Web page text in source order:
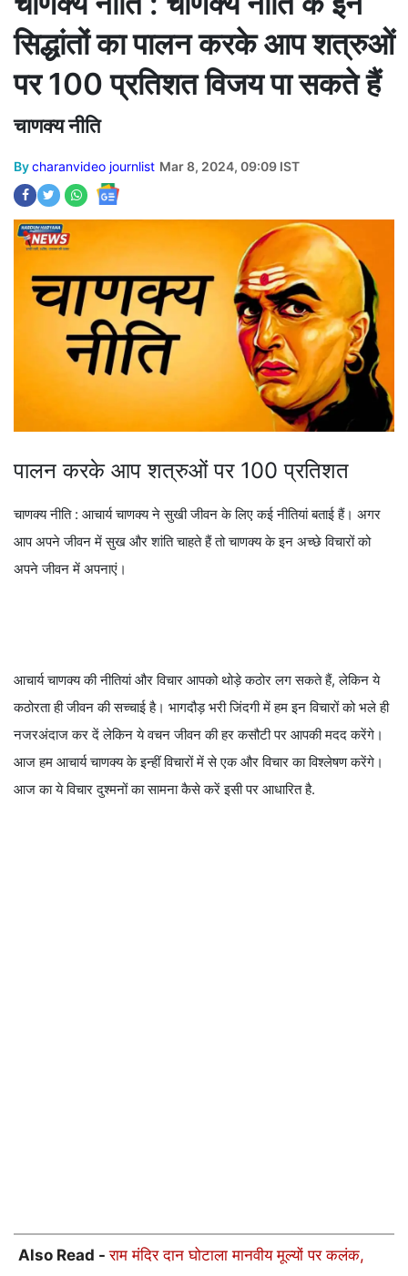
सिद्धांतों का पालन करके आप शत्रुओं
पर 100 प्रतिशत विजय पा सकते हैं
चाणक्‍य नीति
Bycharanvideo journlist Mar 8, 2024, 09:09 IST
पालन करके आप शत्रुओं पर 100 प्रतिशत
चाणक्‍य नीति : आचार्य चाणक्‍य ने सुखी जीवन के लिए कई नीतियां बताई हैं। अगर
आप अपने जीवन में सुख और शांति चाहते हैं तो चाणक्य के इन अच्छे विचारों को
अपने जीवन में अपनाएं।
आचार्य चाणक्य की नीतियां और विचार आपको थोड़े कठोर लग सकते हैं, लेकिन ये
कठोरता ही जीवन की सच्चाई है। भागदौड़ भरी जिंदगी में हम इन विचारों को भले ही
नजरअंदाज कर दें लेकिन ये वचन जीवन की हर कसौटी पर आपकी मदद करेंगे।
आज हम आचार्य चाणक्य के इन्हीं विचारों में से एक और विचार का विश्लेषण करेंगे।
आज का ये विचार दुश्मनों का सामना कैसे करें इसी पर आधारित है.
Also Read -राम मंदिर दान घोटाला मानवीय मूल्यों पर कलंक,